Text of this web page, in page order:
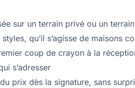
sur un terrain privé ou un
qu’il s’agisse de maisons
coup de crayon à la
s’adresser
prix dès la signature, sans